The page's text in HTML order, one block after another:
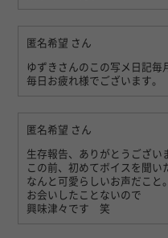
匿名希望 さん
ゆずきさんのこの写メ日記毎
毎日お疲れ様でございます。
匿名希望 さん
生存報告、ありがとうござい
この前、初めてボイスを聞い
なんと可愛らしいお声だこと
お会いしたことないので
興味津々です 笑